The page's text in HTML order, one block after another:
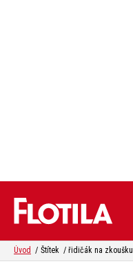
Úvod Štítek řidičák na zkoušku